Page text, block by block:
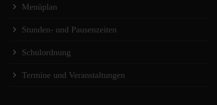
Menüplan
Stunden- und Pausenzeiten
Schulordnung
Termine und Veranstaltungen